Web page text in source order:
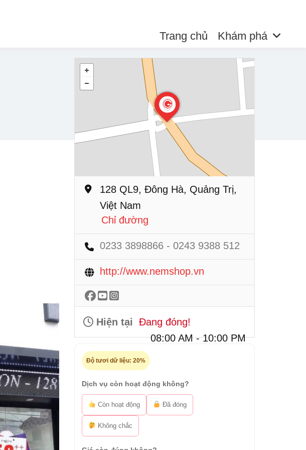
Trang chủ Khám phá
128 QL9, Đông Hà, Quảng Trị,
Việt Nam
Chỉ đường
0233 3898866 - 0243 9388 512
http://www.nemshop.vn
Hiện tại
Đang đóng!
08:00 AM - 10:00 PM
Độ tươi dữ liệu: 20%
Dịch vụ còn hoạt động không?
Còn hoạt động Đã đóng
Không chắc